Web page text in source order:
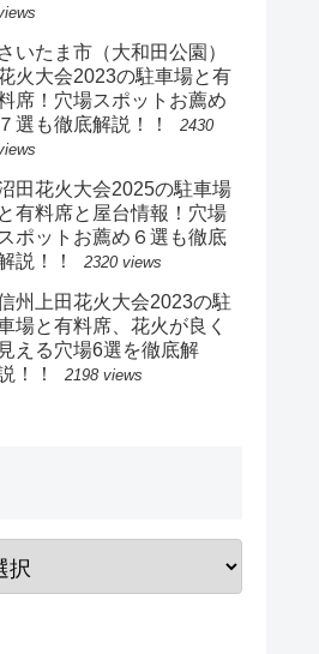
さいたま市（大和田公園）
火大会2023の駐車場と有
席！穴場スポットお薦め
７選も徹底解説！！
2430
田花火大会2025の駐車場
と有料席と屋台情報！穴場
スポットお薦め６選も徹底
説！！
2320 views
州上田花火大会2023の駐
場と有料席、花火が良く
見える穴場6選を徹底解
！！
2198 views